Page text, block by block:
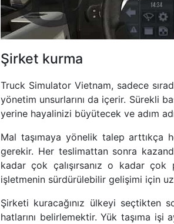
Şirket kurma
Truck Simulator Vietnam, sadece
yönetim unsurlarını da içerir. Sürekli
yerine hayalinizi büyütecek ve adım
Mal taşımaya yönelik talep arttıkça
gerekir. Her teslimattan sonra
kadar çok çalışırsanız o kadar
işletmenin sürdürülebilir gelişimi için
Şirketi kuracağınız ülkeyi seçtikten
hatlarını belirlemektir. Yük taşıma